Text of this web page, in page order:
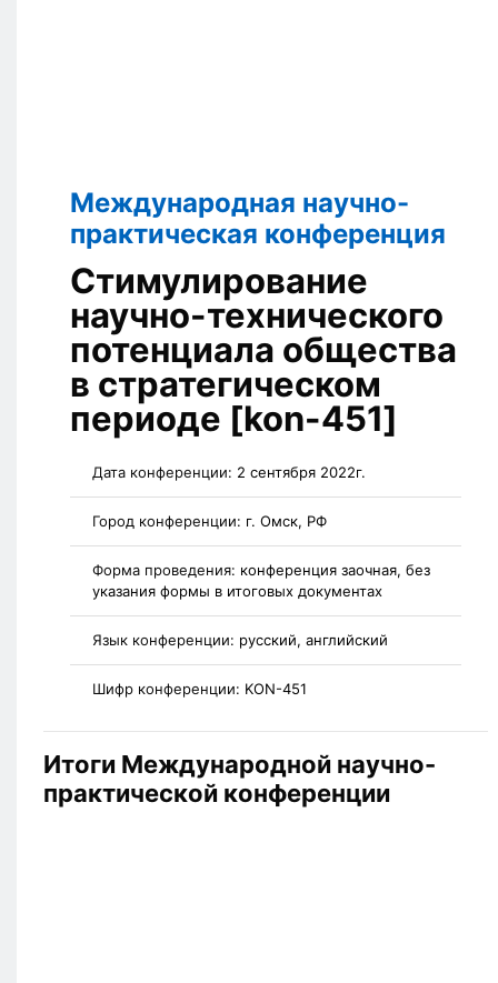
Международная научно-
практическая конференция
Стимулирование
научно-технического
потенциала общества
в стратегическом
периоде [kon-451]
Дата конференции: 2 сентября 2022г.
Город конференции: г. Омск, РФ
Форма проведения: конференция заочная, без
указания формы в итоговых документах
Язык конференции: русский, английский
Шифр конференции: KON-451
Итоги Международной научно-
практической конференции